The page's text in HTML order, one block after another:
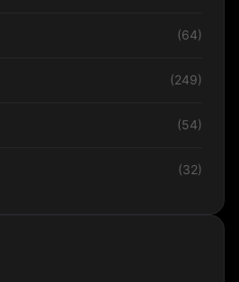
(64)
(249)
(54)
(32)